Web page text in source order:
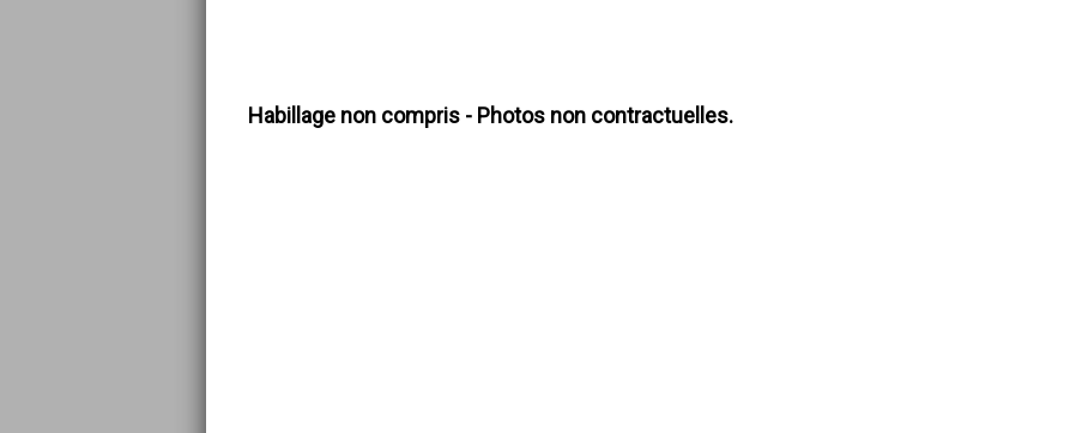
Habillage non compris - Photos non contractuelles.